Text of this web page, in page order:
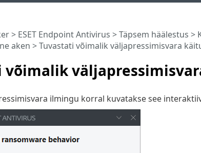
võimalik
> ESET Endpoint Antivirus >Täpsem häälestus >
aken > Tuvastati võimalik väljapressimisvara
ilmingu korral kuvatakse see